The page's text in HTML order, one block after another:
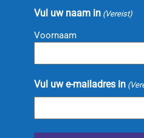
Vul uw naam in (Vereist)
Voornaam
Vul uw e-mailadres in